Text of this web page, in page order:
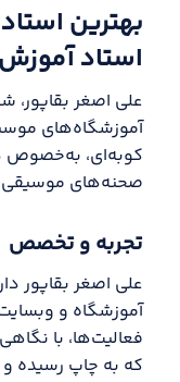
بهترین
استاد آموزش
علی اصغر
آموزشگاه‌های
کوبه‌ای، به‌خصوص
صحنه‌های موسیقی
تجربه و تخصص
علی اصغر بقاپور
آموزشگاه و
که به چاپ رسیده